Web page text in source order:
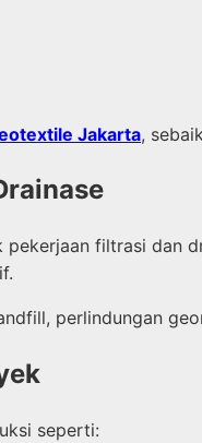
Jakarta,
filtrasi dan
perlindungan
seperti: